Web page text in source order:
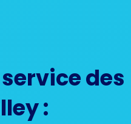
des
: